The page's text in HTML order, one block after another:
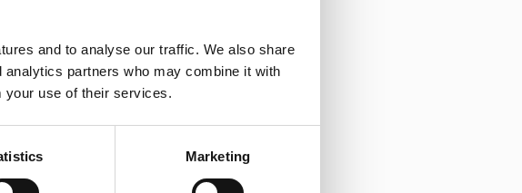
and to analyse our traffic. We also share
partners who may combine it with
your use of their services.
Marketing